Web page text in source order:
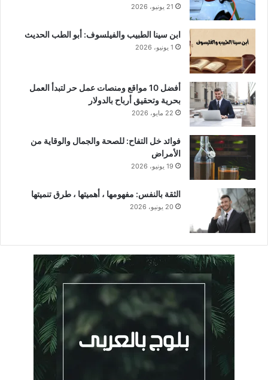
21 يونيو، 2026
ابن سينا الطبيب والفيلسوف: أبو الطب الحديث
1 يونيو، 2026
أفضل 10 مواقع ومنصات عمل حر لتبدأ العمل
بحرية وتحقيق أرباح بالدولار
22 مايو، 2026
فوائد خل التفاح: للصحة والجمال والوقاية من
الأمراض
19 يونيو، 2026
الثقة بالنفس: مفهومها ، أهميتها ، طرق تنميتها
20 يونيو، 2026